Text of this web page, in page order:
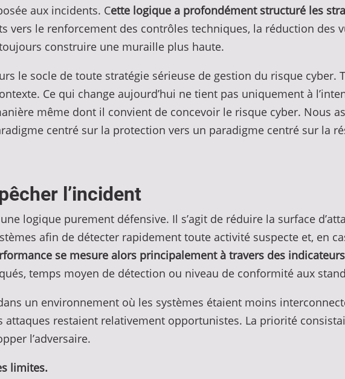
aux incidents. Cette logique a profondément structuré les
vers le renforcement des contrôles techniques, la réduction des
construire une muraille plus haute.
le socle de toute stratégie sérieuse de gestion du risque cyber.
Ce qui change aujourd’hui ne tient pas uniquement à
même dont il convient de concevoir le risque cyber. Nous
centré sur la protection vers un paradigme centré sur la
l’incident
logique purement défensive. Il s’agit de réduire la surface
afin de détecter rapidement toute activité suspecte et, en
se mesure alors principalement à travers des
temps moyen de détection ou niveau de conformité aux
un environnement où les systèmes étaient moins
restaient relativement opportunistes. La priorité
l’adversaire.
limites.